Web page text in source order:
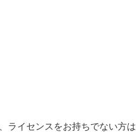
ライセンスをお持ちでない方は